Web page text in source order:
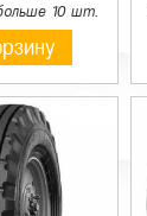
10 шт.